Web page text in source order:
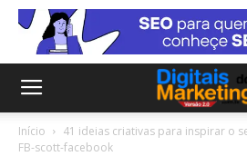
Início
41 ideias criativas para inspirar o
FB-scott-facebook